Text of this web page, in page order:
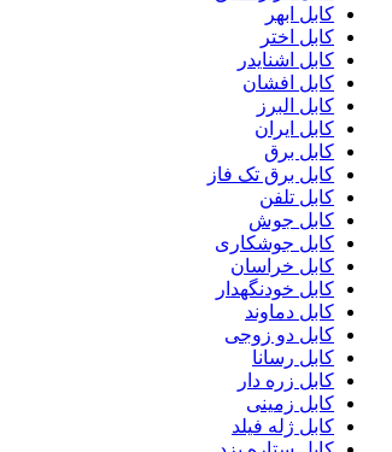
کابل ابهر
کابل اختر
کابل اشنایدر
کابل افشان
کابل البرز
کابل ایران
کابل برق
کابل برق تک فاز
کابل تلفن
کابل جوش
کابل جوشکاری
کابل خراسان
کابل خودنگهدار
کابل دماوند
کابل دو زوجی
کابل رسانا
کابل زره دار
کابل زمینی
کابل ژله فیلد